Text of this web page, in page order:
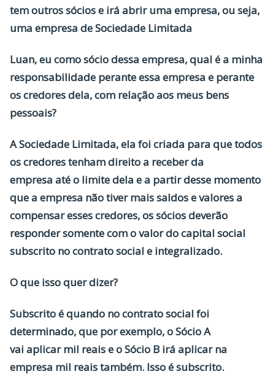
tem outros sócios e irá abrir uma empresa, ou seja,
uma empresa de Sociedade Limitada
Luan, eu como sócio dessa empresa, qual é a minha
responsabilidade perante essa empresa e perante
os credores dela, com relação aos meus bens
pessoais?
A Sociedade Limitada, ela foi criada para que todos
os credores tenham direito a receber da
empresa até o limite dela e a partir desse momento
que a empresa não tiver mais saldos e valores a
compensar esses credores, os sócios deverão
responder somente com o valor do capital social
subscrito no contrato social e integralizado.
O que isso quer dizer?
Subscrito é quando no contrato social foi
determinado, que por exemplo, o Sócio A
vai aplicar mil reais e o Sócio B irá aplicar na
empresa mil reais também. Isso é subscrito.